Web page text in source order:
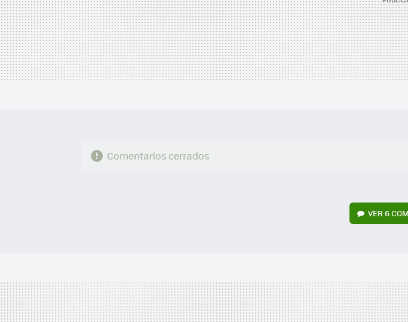
Comentarios cerrados
VER6